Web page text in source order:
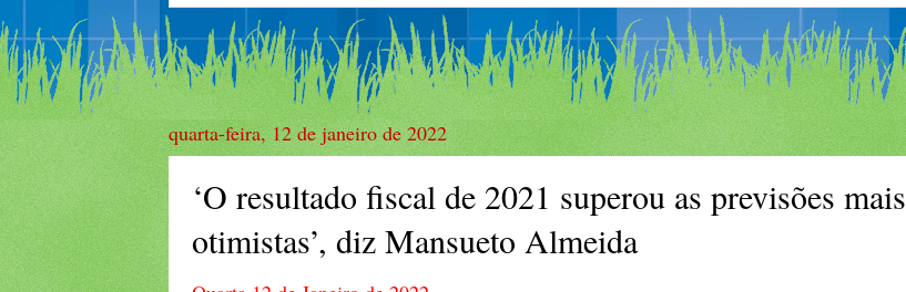
quarta-feira, 12 de janeiro de 2022
‘O resultado fiscal de 2021 superou as previsões mais
otimistas’, diz Mansueto Almeida